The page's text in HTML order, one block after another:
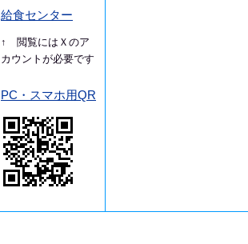
給食センター
↑ 閲覧にはＸのア
カウントが必要です
PC・スマホ用QR